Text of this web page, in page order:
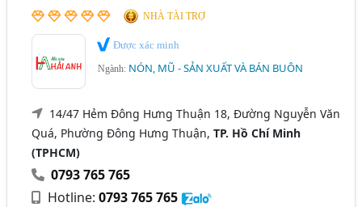
NHÀ TÀI TRỢ
Được xác minh
Ngành: NÓN, MŨ - SẢN XUẤT VÀ BÁN BUÔN
14/47 Hẻm Đông Hưng Thuận 18, Đường Nguyễn Văn
Quá, Phường Đông Hưng Thuận,TP. Hồ Chí Minh
(TPHCM)
0793 765 765
Hotline:0793 765 765